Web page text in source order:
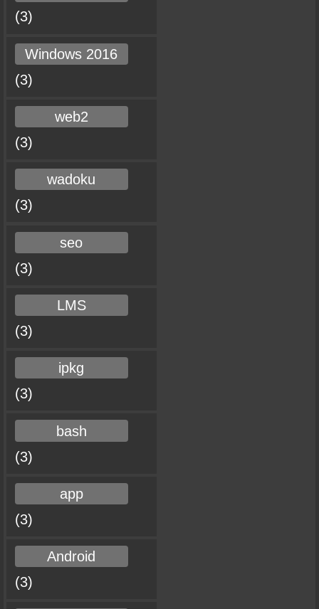
(3)
Windows 2016
(3)
web2
(3)
wadoku
(3)
seo
(3)
LMS
(3)
ipkg
(3)
bash
(3)
app
(3)
Android
(3)